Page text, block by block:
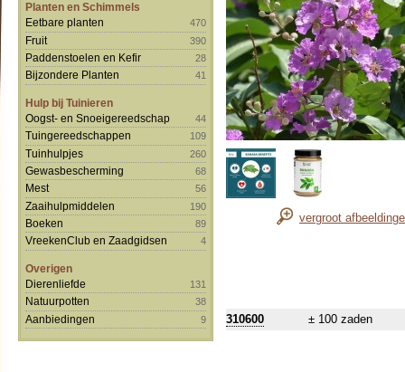
Planten en Schimmels
Eetbare planten
470
Fruit 390
Paddenstoelen en Kefir 28
Bijzondere Planten 41
Hulp bij Tuinieren
Oogst- en Snoeigereedschap
44
Tuingereedschappen 109
Tuinhulpjes 260
Gewasbescherming 68
Mest 56
Zaaihulpmiddelen 190
Boeken 89
VreekenClub en Zaadgidsen 4
Overigen
Dierenliefde
131
Natuurpotten 38
Aanbiedingen 9
vergroot
310600 ± 100 zaden